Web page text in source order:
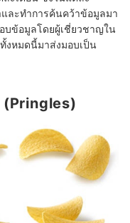
และทำการค้นคว้าข้อมูลมา
บข้อมูลโดยผู้เชี่ยวชาญใน
งหมดนี้มาส่งมอบเป็น
(Pringles)